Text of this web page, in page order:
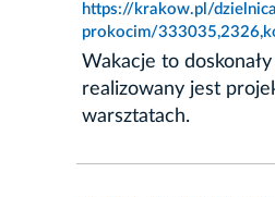
https://krakow.pl/
prokocim/
Wakacje to
realizowany jest
warsztatach.